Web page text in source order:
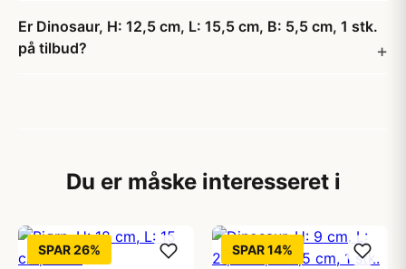
Er Dinosaur, H: 12,5 cm, L: 15,5 cm, B: 5,5 cm, 1 stk.
på tilbud?
Du er måske interesseret i
SPAR 26% SPAR 14%